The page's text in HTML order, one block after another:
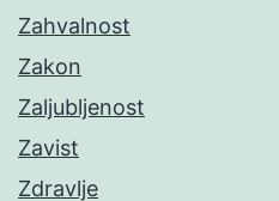
Zahvalnost
Zakon
Zaljubljenost
Zavist
Zdravlje